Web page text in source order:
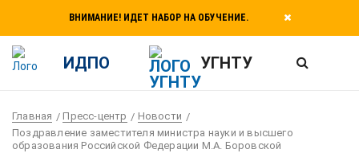
ВНИМАНИЕ! ИДЕТ НАБОР НА ОБУЧЕНИЕ.
ИДПО УГНТУ
Главная Пресс-центр
Новости
Поздравление заместителя министра науки и высшего
образования Российской Федерации М.А. Боровской